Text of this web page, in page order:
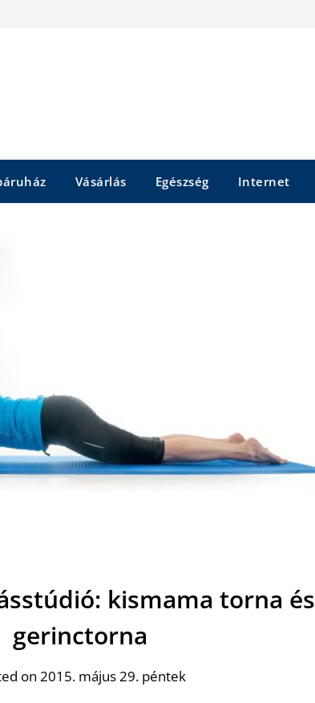
Vásárlás Egészség Internet
kismama torna és
gerinctorna
on 2015. május 29. péntek